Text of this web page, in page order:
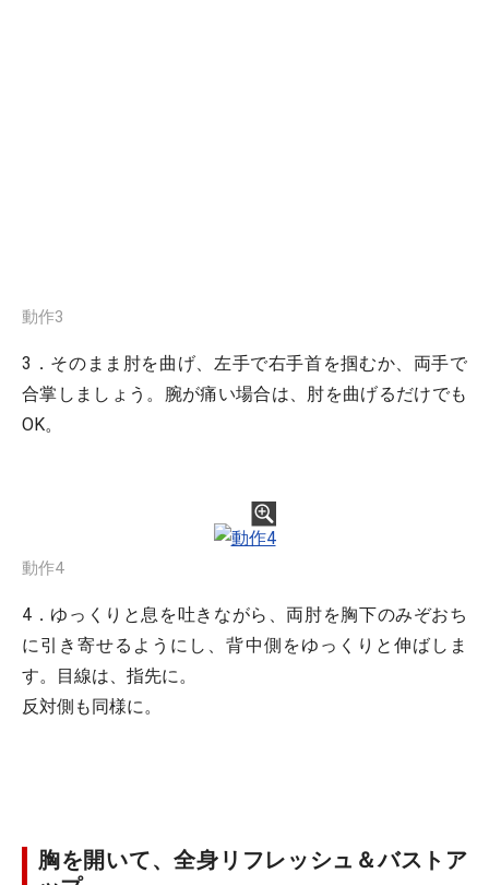
動作3
3．そのまま肘を曲げ、左手で右手首を掴むか、両手で
合掌しましょう。腕が痛い場合は、肘を曲げるだけでも
OK。
動作4
4．ゆっくりと息を吐きながら、両肘を胸下のみぞおち
に引き寄せるようにし、背中側をゆっくりと伸ばしま
す。目線は、指先に。
反対側も同様に。
胸を開いて、全身リフレッシュ＆バストア